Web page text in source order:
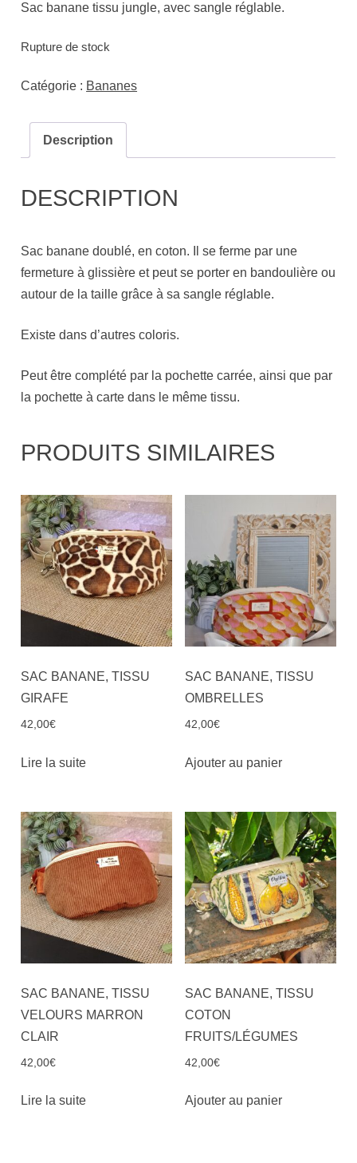
Sac banane tissu jungle, avec sangle réglable.
Rupture de stock
Catégorie : Bananes
Description
DESCRIPTION
Sac banane doublé, en coton. Il se ferme par une
fermeture à glissière et peut se porter en bandoulière ou
autour de la taille grâce à sa sangle réglable.
Existe dans d’autres coloris.
Peut être complété par la pochette carrée, ainsi que par
la pochette à carte dans le même tissu.
PRODUITS SIMILAIRES
SAC BANANE, TISSU
GIRAFE
42,00€
Lire la suite
SAC BANANE, TISSU
OMBRELLES
42,00€
Ajouter au panier
SAC BANANE, TISSU
VELOURS MARRON
CLAIR
42,00€
Lire la suite
SAC BANANE, TISSU
COTON
FRUITS/LÉGUMES
42,00€
Ajouter au panier